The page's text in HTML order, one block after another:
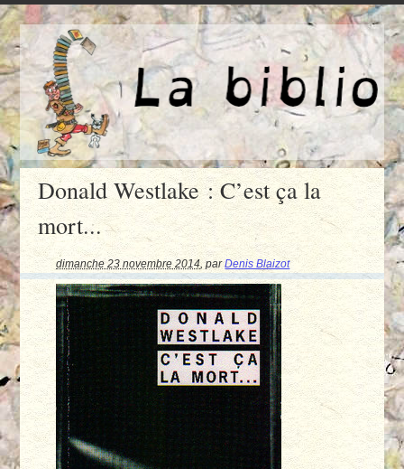
Donald Westlake : C’est ça la
mort...
dimanche 23 novembre 2014,parDenis Blaizot